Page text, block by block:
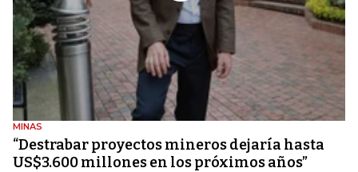
MINAS
“Destrabar proyectos mineros dejaría hasta
US$3.600 millones en los próximos años”